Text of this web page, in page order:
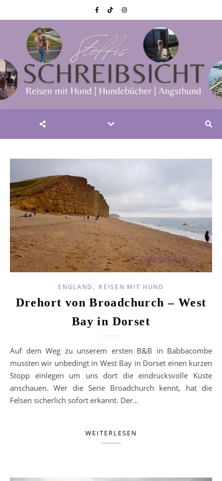
ENGLAND , REISEN MIT HUND
Drehort von Broadchurch – West
Bay in Dorset
Auf dem Weg zu unserem ersten B&B in Babbacombe
mussten wir unbedingt in West Bay in Dorset einen kurzen
Stopp einlegen um uns dort die eindrucksvolle Küste
anschauen. Wer die Serie Broadchurch kennt, hat die
Felsen sicherlich sofort erkannt. Der…
WEITERLESEN